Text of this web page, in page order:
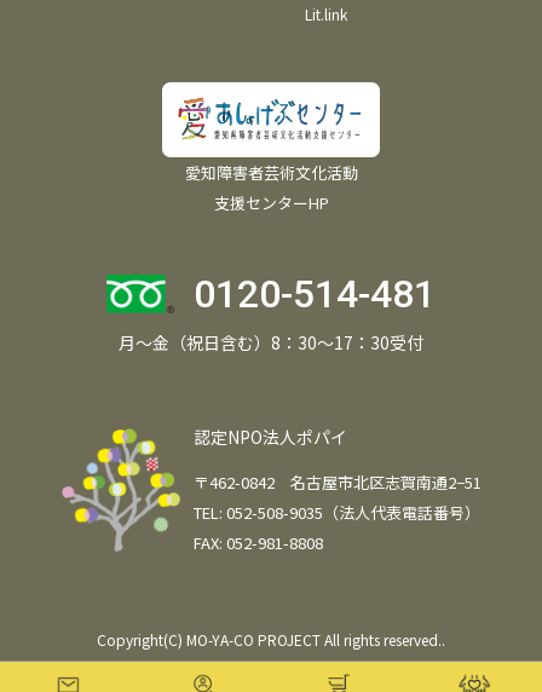
Lit.link
愛知障害者芸術文化活動
支援センターHP
0120-514-481
月～金（祝日含む）8：30～17：30受付
認定NPO法人ポパイ
〒462-0842 名古屋市北区志賀南通2−51
TEL: 052-508-9035（法人代表電話番号）
FAX: 052-981-8808
Copyright(C) MO-YA-CO PROJECT All rights reserved..